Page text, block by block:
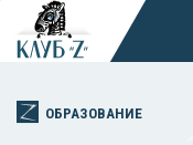
ОБРАЗОВАНИЕ